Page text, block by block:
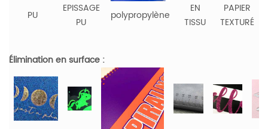
PU
EPISSAGE
PU
polypropylène
EN
TISSU
PAPIER
TEXTURÉ
Élimination en surface :